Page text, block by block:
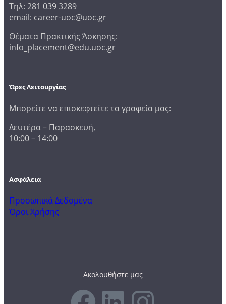
Τηλ: 281 039 3289
email: career-uoc@uoc.gr
Θέματα Πρακτικής Άσκησης:
info_placement@edu.uoc.gr
Ώρες Λειτουργίας
Μπορείτε να επισκεφτείτε τα γραφεία μας:
Δευτέρα – Παρασκευή,
10:00 – 14:00
Ασφάλεια
Προσωπικά Δεδομένα
Όροι Χρήσης
Ακολουθήστε μας